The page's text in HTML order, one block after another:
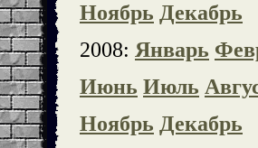
Ноябрь Декабрь
2008: Январь
Июнь Июль
Ноябрь Декабрь